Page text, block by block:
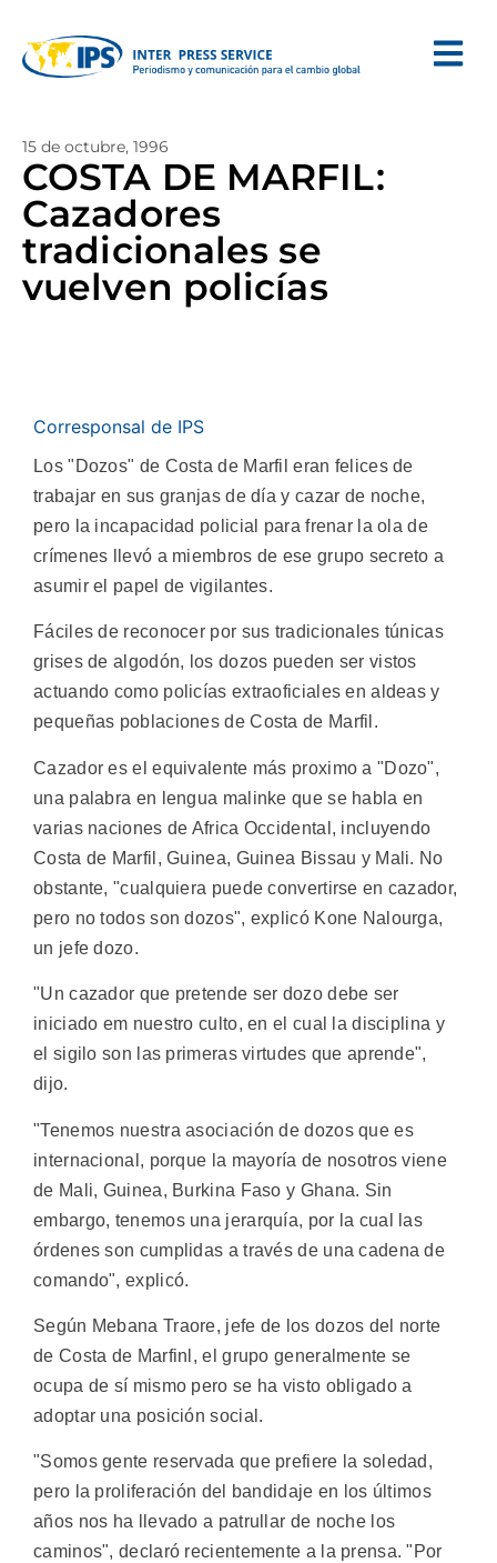
15 de octubre, 1996
COSTA DE MARFIL:
Cazadores
tradicionales se
vuelven policías
Corresponsal de IPS
Los "Dozos" de Costa de Marfil eran felices de
trabajar en sus granjas de día y cazar de noche,
pero la incapacidad policial para frenar la ola de
crímenes llevó a miembros de ese grupo secreto a
asumir el papel de vigilantes.
Fáciles de reconocer por sus tradicionales túnicas
grises de algodón, los dozos pueden ser vistos
actuando como policías extraoficiales en aldeas y
pequeñas poblaciones de Costa de Marfil.
Cazador es el equivalente más proximo a "Dozo",
una palabra en lengua malinke que se habla en
varias naciones de Africa Occidental, incluyendo
Costa de Marfil, Guinea, Guinea Bissau y Mali. No
obstante, "cualquiera puede convertirse en cazador,
pero no todos son dozos", explicó Kone Nalourga,
un jefe dozo.
"Un cazador que pretende ser dozo debe ser
iniciado em nuestro culto, en el cual la disciplina y
el sigilo son las primeras virtudes que aprende",
dijo.
"Tenemos nuestra asociación de dozos que es
internacional, porque la mayoría de nosotros viene
de Mali, Guinea, Burkina Faso y Ghana. Sin
embargo, tenemos una jerarquía, por la cual las
órdenes son cumplidas a través de una cadena de
comando", explicó.
Según Mebana Traore, jefe de los dozos del norte
de Costa de Marfinl, el grupo generalmente se
ocupa de sí mismo pero se ha visto obligado a
adoptar una posición social.
"Somos gente reservada que prefiere la soledad,
pero la proliferación del bandidaje en los últimos
años nos ha llevado a patrullar de noche los
caminos", declaró recientemente a la prensa. "Por